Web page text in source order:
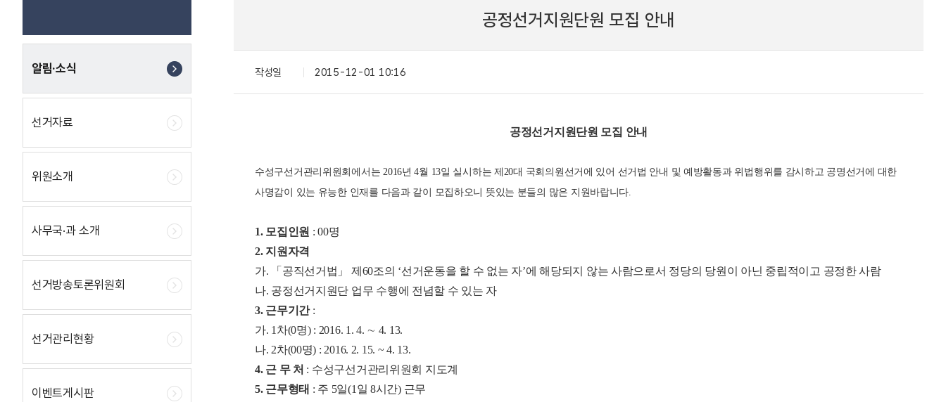
알림·소식
선거자료
위원소개
사무국·과 소개
선거방송토론위원회
선거관리현황
이벤트게시판
공정선거지원단원 모집 안내
작성일 2015-12-01 10:16
공정선거지원단원 모집 안내
수성구선거관리위원회에서는 2016년 4월 13일 실시하는 제20대 국회의원선거에 있어 선거법 안내 및 예방활동과 위법행위를 감시하고 공명선거에 대한
사명감이 있는 유능한 인재를 다음과 같이 모집하오니 뜻있는 분들의 많은 지원바랍니다.
1. 모집인원 : 00명
2. 지원자격
가. 「공직선거법」 제60조의 ‘선거운동을 할 수 없는 자’에 해당되지 않는 사람으로서 정당의 당원이 아닌 중립적이고 공정한 사람
나. 공정선거지원단 업무 수행에 전념할 수 있는 자
3. 근무기간:
가. 1차(0명) : 2016. 1. 4. ∼ 4. 13.
나. 2차(00명) : 2016. 2. 15. ~ 4. 13.
4. 근 무 처 : 수성구선거관리위원회 지도계
5. 근무형태 : 주 5일(1일 8시간) 근무